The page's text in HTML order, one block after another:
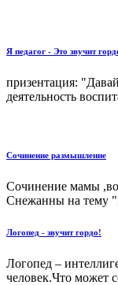
Я педагог - Это звучит
призентация:
деятельность
Сочинение размышление
Сочинение мамы
Снежанны на тему
Логопед - звучит гордо!
Логопед –
человек.Что может